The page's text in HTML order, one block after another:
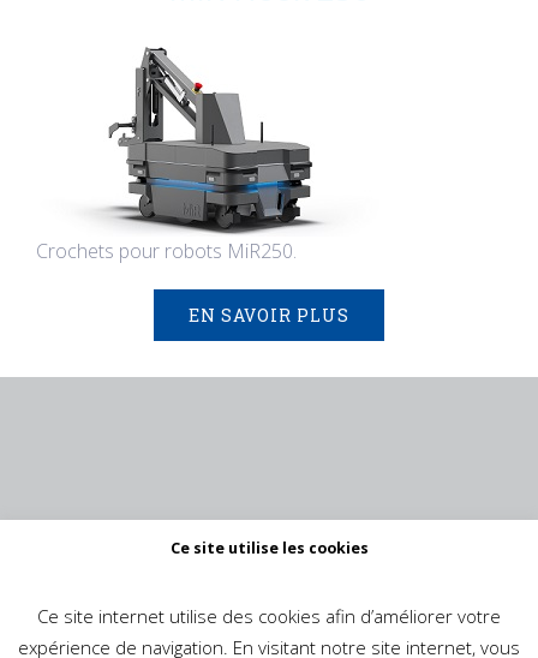
Crochets pour robots MiR250.
EN SAVOIR PLUS
Ce site utilise les cookies
Ce site internet utilise des cookies afin d’améliorer votre
expérience de navigation. En visitant notre site internet, vous